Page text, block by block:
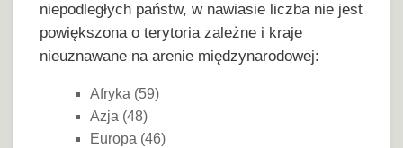
niepodległych państw, w nawiasie liczba nie jest
powiększona o terytoria zależne i kraje
nieuznawane na arenie międzynarodowej:
Afryka (59)
Azja (48)
Europa (46)